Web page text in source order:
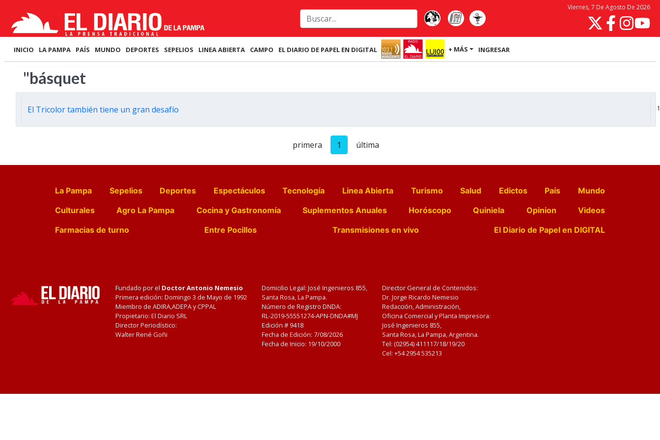
Viernes, 7 De Agosto De 2026
INICIO LA PAMPA PAÍS MUNDO DEPORTES SEPELIOS LINEA ABIERTA CAMPO EL DIARIO DE PAPEL EN DIGITAL + MÁS INGRESAR
"básquet
El Tricolor también tiene un gran desafío
primera 1 última
La Pampa Sepelios Deportes Espectáculos Tecnología Linea Abierta Turismo Salud Edictos País
Mundo
Culturales
Agro La Pampa Cocina y Gastronomía Suplementos Anuales Horóscopo Quiniela Opinion
Videos
Farmacias de turno
Entre Pocillos Transmisiones en vivo El Diario de Papel en DIGITAL
Fundado por el Doctor Antonio Nemesio
Primera edición: Domingo 3 de Mayo de 1992
Miembro de ADIRA,ADEPA y CPPAL
Propietario: El Diario SRL
Director Periodístico:
Walter René Goñi
Domicilio Legal: José Ingenieros 855,
Santa Rosa, La Pampa.
Número de Registro DNDA:
RL-2019-55551274-APN-DNDA#MJ
Edición # 9418
Fecha de Edición: 7/08/2026
Fecha de Inicio: 19/10/2000
Director General de Contenidos:
Dr. Jorge Ricardo Nemesio
Redacción, Administración,
Oficina Comercial y Planta Impresora:
José Ingenieros 855,
Santa Rosa, La Pampa, Argentina.
Tel: (02954) 411117/18/19/20
Cel: +54 2954 535213